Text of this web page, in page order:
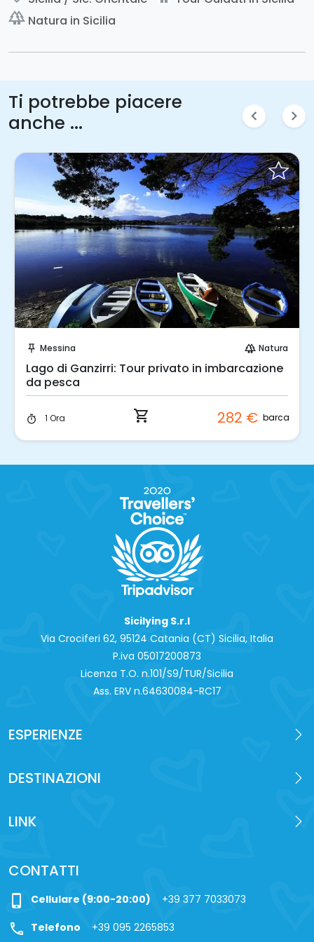
forest Natura in Sicilia
Ti potrebbe piacere
anche ...
chevron_left chevron_right
push_pin Messina forest Natura
Lago di Ganzirri: Tour privato in imbarcazione
da pesca
timer 1 Ora shopping_cart 282 € barca
Sicilying S.r.l
Via Crociferi 62, 95124 Catania (CT) Sicilia, Italia
P.iva 0‍5017200873
Licenza T.O. n.101/S9/TUR/Sicilia
Ass. ERV n.64630084-RC17
ESPERIENZE
DESTINAZIONI
LINK
CONTATTI
phone_iphone Cellulare (9:00-20:00) +39 377 7033073
call Telefono +39 095 2265853